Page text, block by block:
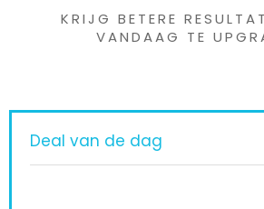
KRIJG BETERE
VANDAAG TE
Deal van de dag